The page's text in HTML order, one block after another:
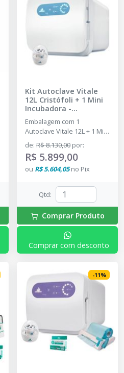
Kit Autoclave Vitale
12L Cristófoli + 1 Mini
Incubadora -
CRISTÓFOLI - DENTAL
PRIME
Embalagem com 1
Autoclave Vitale 12L + 1 Mini
Incubadora
de: R$ 8.130,00 por:
R$ 5.899,00
ou R$ 5.604,05no Pix
Qtd:
Comprar Produto
Comprar com desconto
-11%